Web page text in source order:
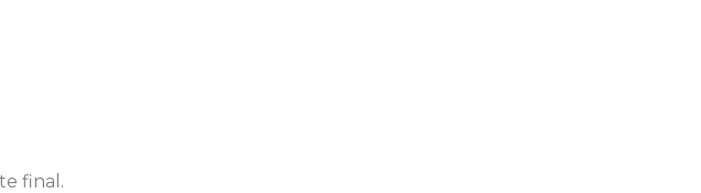
final.